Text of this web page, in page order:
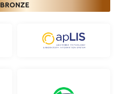
BRONZE